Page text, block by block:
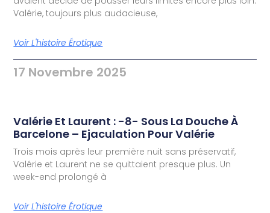
Valérie, toujours plus audacieuse,
Voir L'histoire Érotique
17 Novembre 2025
Valérie Et Laurent : -8- Sous La Douche À
Barcelone – Ejaculation Pour Valérie
Trois mois après leur première nuit sans préservatif,
Valérie et Laurent ne se quittaient presque plus. Un
week-end prolongé à
Voir L'histoire Érotique